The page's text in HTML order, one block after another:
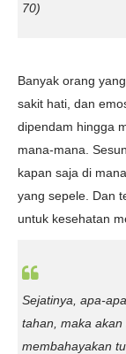
70)
Banyak orang
sakit hati, dan
dipendam hingga
mana-mana.
kapan saja di
yang sepele. Dan
untuk kesehatan
Sejatinya, apa-
tahan, maka
membahayakan